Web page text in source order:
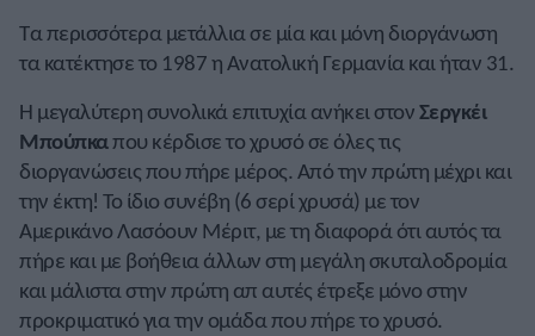
Τα περισσότερα μετάλλια σε μία και μόνη διοργάνωση
τα κατέκτησε το 1987 η Ανατολική Γερμανία και ήταν 31.
Η μεγαλύτερη συνολικά επιτυχία ανήκει στονΣεργκέι
Μπούπκαπου κέρδισε το χρυσό σε όλες τις
διοργανώσεις που πήρε μέρος. Από την πρώτη μέχρι και
την έκτη! Το ίδιο συνέβη (6 σερί χρυσά) με τον
Αμερικάνο Λασόουν Μέριτ, με τη διαφορά ότι αυτός τα
πήρε και με βοήθεια άλλων στη μεγάλη σκυταλοδρομία
και μάλιστα στην πρώτη απ αυτές έτρεξε μόνο στην
προκριματικό για την ομάδα που πήρε το χρυσό.